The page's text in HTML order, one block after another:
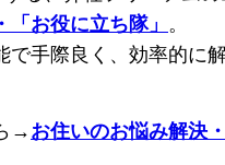
お役に立ち隊」 。
で手際良く、効率的に
→ お住いのお悩み解決